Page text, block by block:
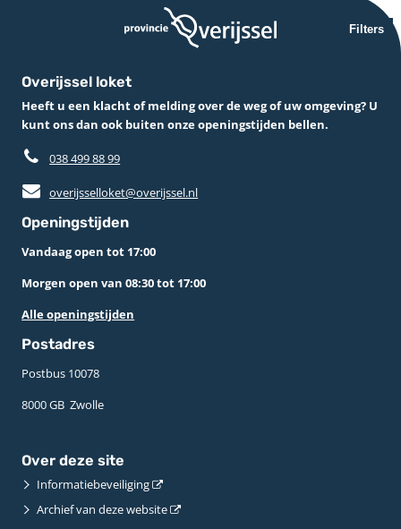
Filters
Overijssel loket
Heeft u een klacht of melding over de weg of uw omgeving? U
kunt ons dan ook buiten onze openingstijden bellen.
038 499 88 99
overijsselloket@overijssel.nl
Openingstijden
Vandaag open tot 17:00
Morgen open van 08:30 tot 17:00
Alle openingstijden
Postadres
Postbus 10078 ­
8000 GB ­ Zwolle
Over deze site
Informatiebeveiliging
Archief van deze website